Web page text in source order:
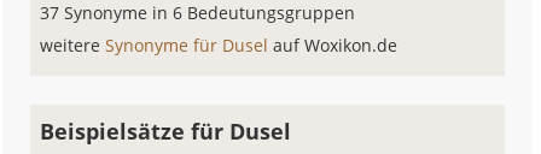
37 Synonyme in 6 Bedeutungsgruppen
weitereSynonyme für Duselauf Woxikon.de
Beispielsätze für Dusel